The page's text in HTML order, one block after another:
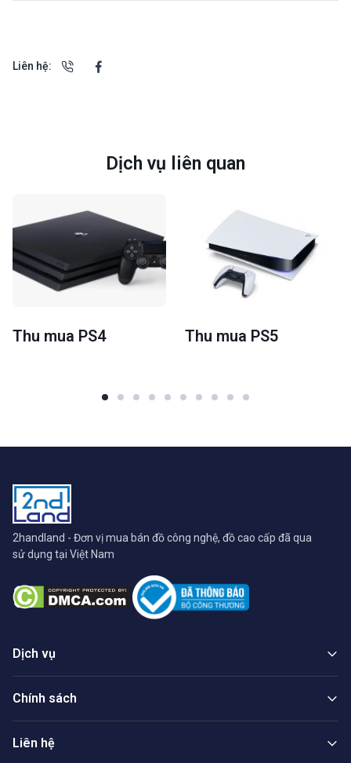
Liên hệ:
Dịch vụ liên quan
Thu mua PS4 Thu mua PS5
2handland - Đơn vị mua bán đồ công nghệ, đồ cao cấp đã qua
sử dụng tại Việt Nam
Dịch vụ
Chính sách
Liên hệ